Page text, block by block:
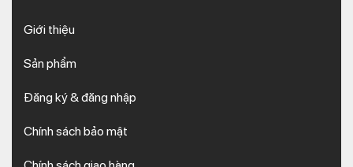
Giới thiệu
Sản phẩm
Đăng ký & đăng nhập
Chính sách bảo mật